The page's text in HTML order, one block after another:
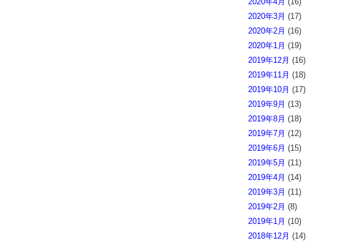
2020年3月 (17)
2020年2月 (16)
2020年1月 (19)
2019年12月 (16)
2019年11月 (18)
2019年10月 (17)
2019年9月 (13)
2019年8月 (18)
2019年7月 (12)
2019年6月 (15)
2019年5月 (11)
2019年4月 (14)
2019年3月 (11)
2019年2月 (8)
2019年1月 (10)
2018年12月 (14)